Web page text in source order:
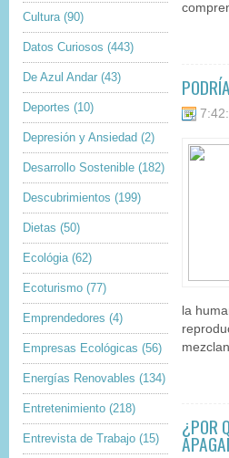
Cultura (90)
Datos Curiosos (443)
De Azul Andar (43)
Deportes (10)
Depresión y Ansiedad (2)
Desarrollo Sostenible (182)
Descubrimientos (199)
Dietas (50)
Ecológia (62)
Ecoturismo (77)
Emprendedores (4)
Empresas Ecológicas (56)
Energías Renovables (134)
Entretenimiento (218)
Entrevista de Trabajo (15)
la
¿POR